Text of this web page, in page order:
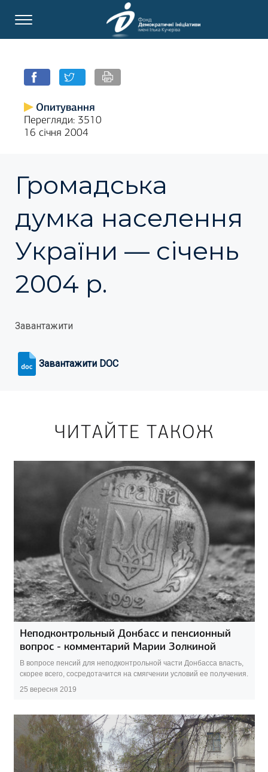
Опитування
Перегляди: 3510
16 січня 2004
Громадська
думка населення
України — січень
2004 р.
Завантажити
Завантажити DOC
ЧИТАЙТЕ ТАКОЖ
Неподконтрольный Донбасс и пенсионный
вопрос - комментарий Марии Золкиной
В вопросе пенсий для неподконтрольной части Донбасса власть,
скорее всего, сосредотачится на смягчении условий ее получения.
25 вересня 2019